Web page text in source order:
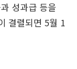
성과급 등을
결렬되면 5월 1